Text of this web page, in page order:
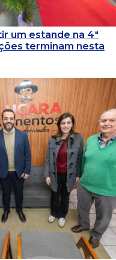
um estande na 4ª
terminam nesta